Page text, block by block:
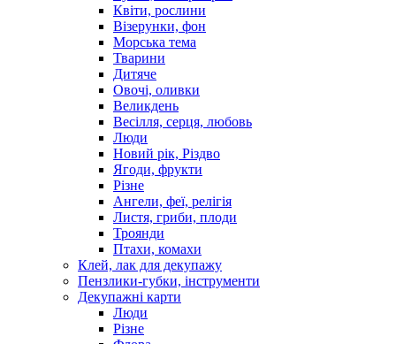
Квіти, рослини
Візерунки, фон
Морська тема
Тварини
Дитяче
Овочі, оливки
Великдень
Весілля, серця, любовь
Люди
Новий рік, Різдво
Ягоди, фрукти
Різне
Ангели, феї, релігія
Листя, гриби, плоди
Троянди
Птахи, комахи
Клей, лак для декупажу
Пензлики-губки, інструменти
Декупажні карти
Люди
Різне